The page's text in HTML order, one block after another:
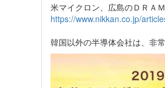
米マイクロン、広島のＤＲＡ
https://www.nikkan.co.jp/
韓国以外の半導体会社は、非